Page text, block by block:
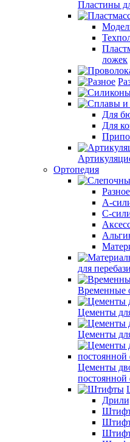
Пластины
ложек
Для
Для
Ортопедия
Разное
А-
С-
для
Временные
Цементы
Цементы
Цементы